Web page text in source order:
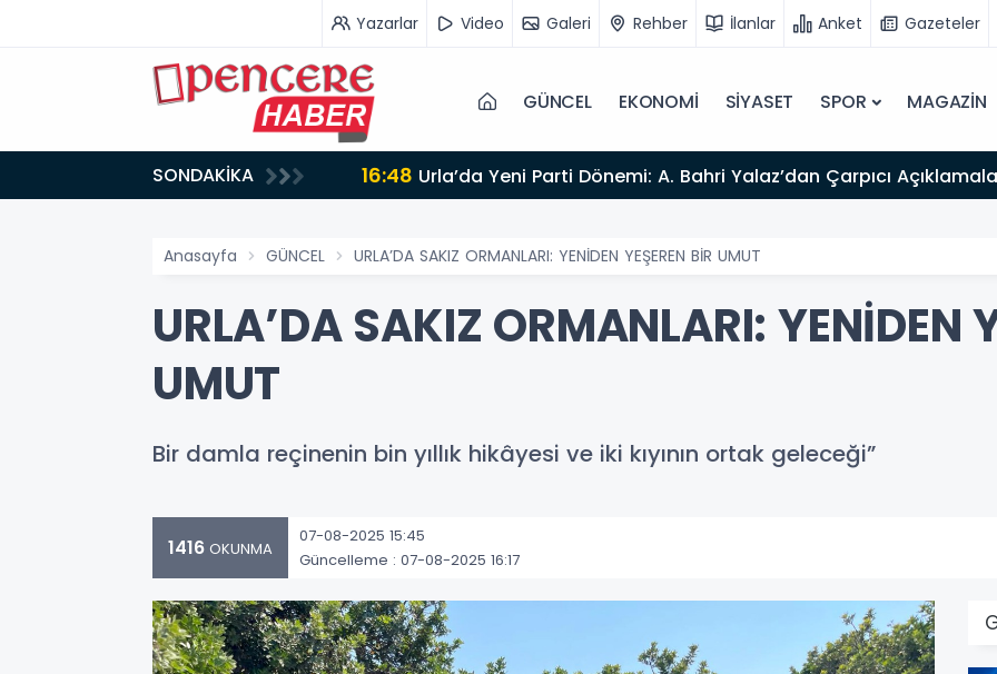
Yazarlar Video Galeri Rehber İlanlar Anket Gazeteler
GÜNCEL EKONOMİ SİYASET SPOR MAGAZİN
SONDAKİKA 16:48 Urla’da Yeni Parti Dönemi: A. Bahri Yalaz’dan Çarpıcı
Anasayfa GÜNCEL URLA’DA SAKIZ ORMANLARI: YENİDEN YEŞEREN BİR UMUT
URLA’DA SAKIZ ORMANLARI: YENİDEN
UMUT
Bir damla reçinenin bin yıllık hikâyesi ve iki kıyının ortak geleceği”
1416 OKUNMA
07-08-2025 15:45
Güncelleme : 07-08-2025 16:17